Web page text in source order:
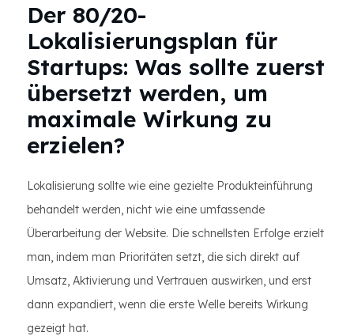
Der 80/20-
Lokalisierungsplan für
Startups: Was sollte zuerst
übersetzt werden, um
maximale Wirkung zu
erzielen?
Lokalisierung sollte wie eine gezielte Produkteinführung
behandelt werden, nicht wie eine umfassende
Überarbeitung der Website. Die schnellsten Erfolge erzielt
man, indem man Prioritäten setzt, die sich direkt auf
Umsatz, Aktivierung und Vertrauen auswirken, und erst
dann expandiert, wenn die erste Welle bereits Wirkung
gezeigt hat.